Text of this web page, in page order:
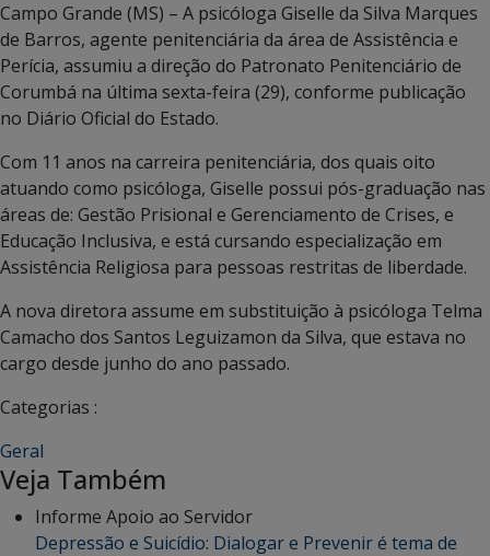
Campo Grande (MS) – A psicóloga Giselle da Silva Marques
de Barros, agente penitenciária da área de Assistência e
Perícia, assumiu a direção do Patronato Penitenciário de
Corumbá na última sexta-feira (29), conforme publicação
no Diário Oficial do Estado.
Com 11 anos na carreira penitenciária, dos quais oito
atuando como psicóloga, Giselle possui pós-graduação nas
áreas de: Gestão Prisional e Gerenciamento de Crises, e
Educação Inclusiva, e está cursando especialização em
Assistência Religiosa para pessoas restritas de liberdade.
A nova diretora assume em substituição à psicóloga Telma
Camacho dos Santos Leguizamon da Silva, que estava no
cargo desde junho do ano passado.
Categorias :
Geral
Veja Também
Informe Apoio ao Servidor
Depressão e Suicídio: Dialogar e Prevenir é tema de